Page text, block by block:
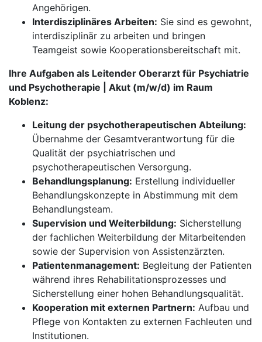
Angehörigen.
Interdisziplinäres Arbeiten: Sie sind es gewohnt,
interdisziplinär zu arbeiten und bringen
Teamgeist sowie Kooperationsbereitschaft mit.
Ihre Aufgaben als Leitender Oberarzt für Psychiatrie
und Psychotherapie | Akut (m/w/d) im Raum
Koblenz:
Leitung der psychotherapeutischen Abteilung:
Übernahme der Gesamtverantwortung für die
Qualität der psychiatrischen und
psychotherapeutischen Versorgung.
Behandlungsplanung: Erstellung individueller
Behandlungskonzepte in Abstimmung mit dem
Behandlungsteam.
Supervision und Weiterbildung: Sicherstellung
der fachlichen Weiterbildung der Mitarbeitenden
sowie der Supervision von Assistenzärzten.
Patientenmanagement: Begleitung der Patienten
während ihres Rehabilitationsprozesses und
Sicherstellung einer hohen Behandlungsqualität.
Kooperation mit externen Partnern: Aufbau und
Pflege von Kontakten zu externen Fachleuten und
Institutionen.